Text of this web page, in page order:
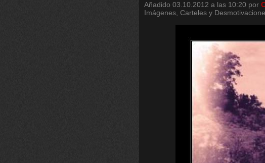
Añadido 03.10.2012 a las 10:20 por
Imágenes, Carteles y